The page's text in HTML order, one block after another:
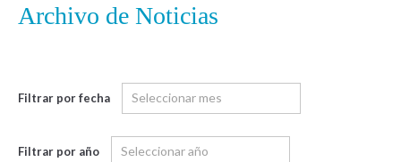
Archivo de Noticias
Filtrar por fecha
Filtrar por año